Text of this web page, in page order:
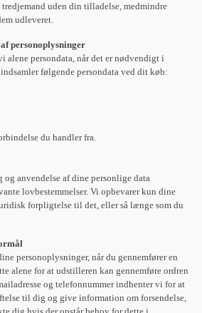
uden din tilladelse, medmindre
udleveret.
personoplysninger
alene persondata, når det er nødvendigt i
følgende persondata ved dit køb:
du handler fra.
anvendelse af dine personlige data
lovbestemmelser. Vi opbevarer kun dine
forpligtelse til det, eller så længe som du
personoplysninger, når du gennemfører en
alene for at udstilleren kan gennemføre ordren
og telefonnummer indhenter vi for at
til dig og give information om forsendelse,